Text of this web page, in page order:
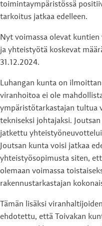
toimintaympäristössä
tarkoitus jatkaa edelleen.
Nyt voimassa olevat
ja yhteistyötä koskevat
31.12.2024.
Luhangan kunta on
viranhoitoa ei ole
ympäristötarkastajan tultua
tekniseksi johtajaksi.
jatkettu
Joutsan kunta voisi jatkaa
yhteistyösopimusta siten,
olemaan voimassa
rakennustarkastajan
Tämän lisäksi
ehdotettu, että Toivakan